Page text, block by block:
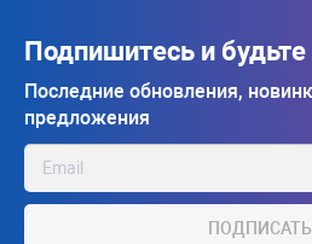
Подпишитесь и будьте
Последние обновления,
предложения